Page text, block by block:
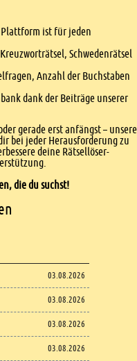
ist für jeden
Schwedenrätsel
Anzahl der Buchstaben
dank der Beiträge unserer
gerade erst anfängst – unsere
bei jeder Herausforderung zu
deine Rätsellöser-
die du suchst!
03.08.2026
03.08.2026
03.08.2026
03.08.2026